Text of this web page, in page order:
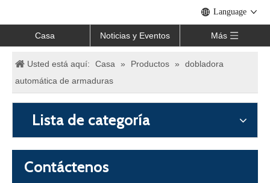
Language
Casa Noticias y Eventos Más
Usted está aquí: Casa » Productos »
dobladora
automática de armaduras
Lista de categoría
Contáctenos